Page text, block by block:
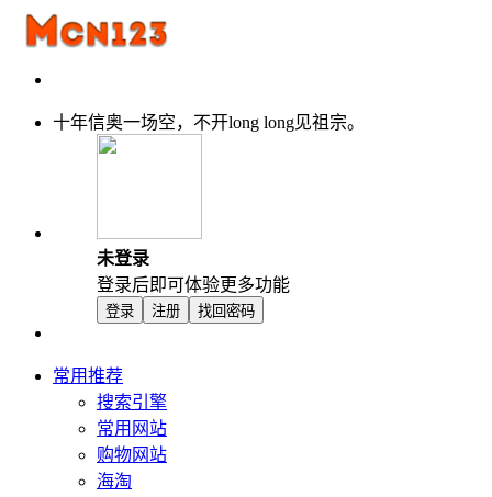
十年信奥一场空，不开long long见祖宗。
未登录
登录后即可体验更多功能
登录 注册 找回密码
常用推荐
搜索引擎
常用网站
购物网站
海淘